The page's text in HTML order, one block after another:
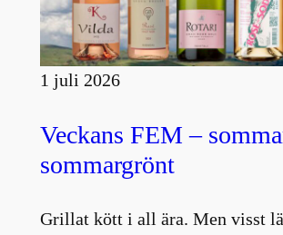
1 juli 2026
Veckans FEM –
sommargrönt
Grillat kött i all ära. Men visst